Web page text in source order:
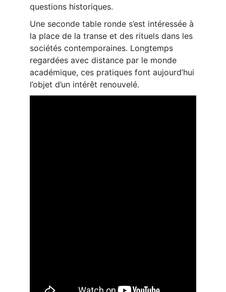
questions historiques.
Une seconde table ronde s’est intéressée à
la place de la transe et des rituels dans les
sociétés contemporaines. Longtemps
regardées avec distance par le monde
académique, ces pratiques font aujourd’hui
l’objet d’un intérêt renouvelé.